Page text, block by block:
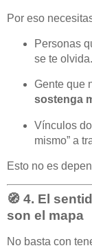
Por eso
Personas
se te olvida.
Gente que
sostenga
Vínculos
mismo” a
Esto no es
🧭 4. El
son el mapa
No basta con